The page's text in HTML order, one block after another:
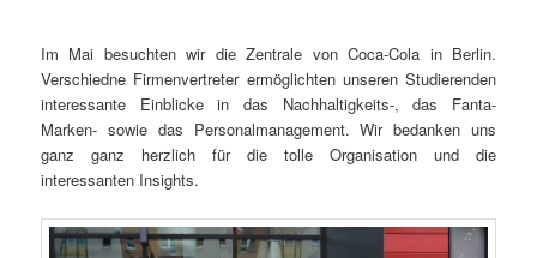
Im Mai besuchten wir die Zentrale von Coca-Cola in Berlin.
Verschiedne Firmenvertreter ermöglichten unseren Studierenden
interessante Einblicke in das Nachhaltigkeits-, das Fanta-
Marken- sowie das Personalmanagement. Wir bedanken uns
ganz ganz herzlich für die tolle Organisation und die
interessanten Insights.